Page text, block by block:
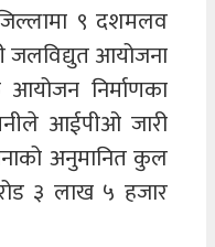
९ दशमलव
जलविद्युत आयोजना
निर्माणका
आईपीओ जारी
अनुमानित कुल
३ लाख ५ हजार